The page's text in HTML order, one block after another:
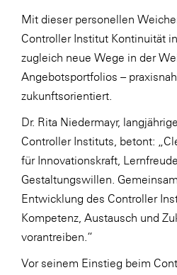
Primark
Salesforce
sebamed
SERVICE&MORE
SKINUANCE®
Somfy
Sony DADC
SPIEGLTEC
STIHL Tirol
Mit dieser personellen
Controller Institut Kontinuität
zugleich neue Wege in der
Angebotsportfolios –
zukunftsorientiert.
Dr. Rita Niedermayr,
Controller Instituts, betont:
für Innovationskraft,
Gestaltungswillen.
Entwicklung des Controller
Kompetenz, Austausch und
vorantreiben.“
Vor seinem Einstieg beim